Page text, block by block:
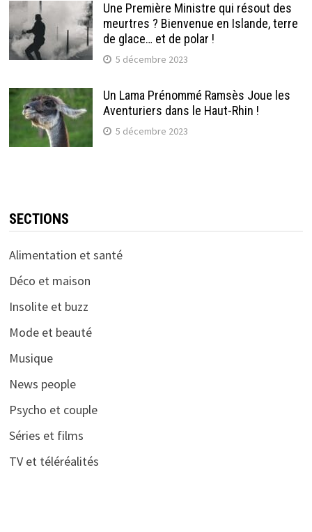
Une Première Ministre qui résout des
meurtres ? Bienvenue en Islande, terre
de glace… et de polar !
5 décembre 2023
Un Lama Prénommé Ramsès Joue les
Aventuriers dans le Haut-Rhin !
5 décembre 2023
SECTIONS
Alimentation et santé
Déco et maison
Insolite et buzz
Mode et beauté
Musique
News people
Psycho et couple
Séries et films
TV et téléréalités